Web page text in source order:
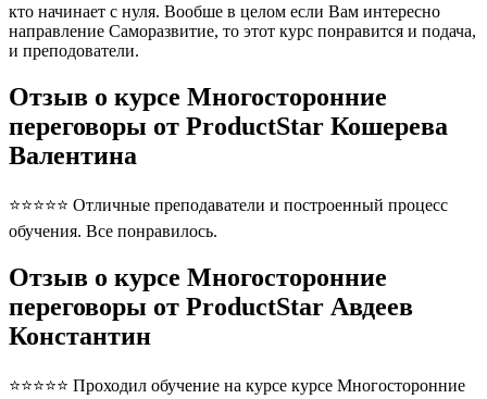
кто начинает с нуля. Вообше в целом если Вам интересно
направление Саморазвитие, то этот курс понравится и подача,
и преподователи.
Отзыв о курсе Многосторонние
переговоры от ProductStar Кошерева
Валентина
⭐⭐⭐⭐⭐ Отличные преподаватели и построенный процесс
обучения. Все понравилось.
Отзыв о курсе Многосторонние
переговоры от ProductStar Авдеев
Константин
⭐⭐⭐⭐⭐ Проходил обучение на курсе курсе Многосторонние